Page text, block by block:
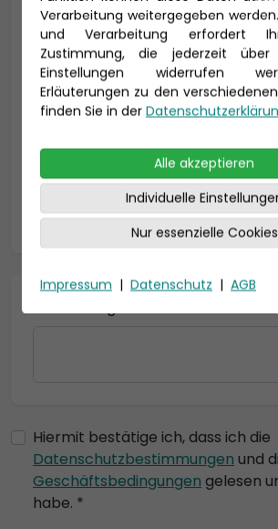
Geburtsdatum
* = Pflichtfelder
Hiermit bestätige ich, dass ich die
Datenschutzbestimmungen und
Geschäftsbedingungen gelesen
habe. *
Verarbeitung weitergegeben
und Verarbeitung erfordert
Zustimmung, die jederzeit
Einstellungen widerrufen
Erläuterungen zu den
finden Sie in der
Alle akzeptieren
Individuelle
Nur essenzielle Cookies
Impressum | Datenschutz | AGB